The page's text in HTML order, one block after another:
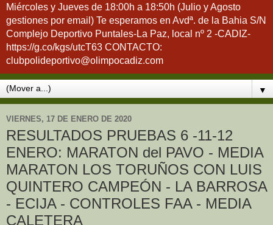
Miércoles y Jueves de 18:00h a 18:50h (Julio y Agosto
gestiones por email) Te esperamos en Avdª. de la Bahia S/N
Complejo Deportivo Puntales-La Paz, local nº 2 -CADIZ-
https://g.co/kgs/utcT63 CONTACTO:
clubpolideportivo@olimpocadiz.com
▼
VIERNES, 17 DE ENERO DE 2020
RESULTADOS PRUEBAS 6 -11-12
ENERO: MARATON del PAVO - MEDIA
MARATON LOS TORUÑOS CON LUIS
QUINTERO CAMPEÓN - LA BARROSA
- ECIJA - CONTROLES FAA - MEDIA
CALETERA